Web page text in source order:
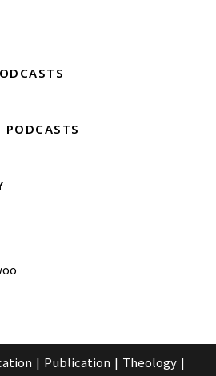
PODCASTS
Publication
Theology